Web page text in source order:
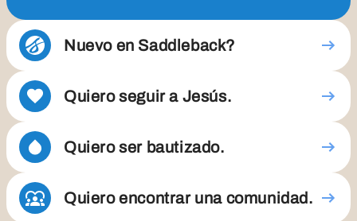
Nuevo en Saddleback?
Quiero seguir a Jesús.
Quiero ser bautizado.
Quiero encontrar una comunidad.